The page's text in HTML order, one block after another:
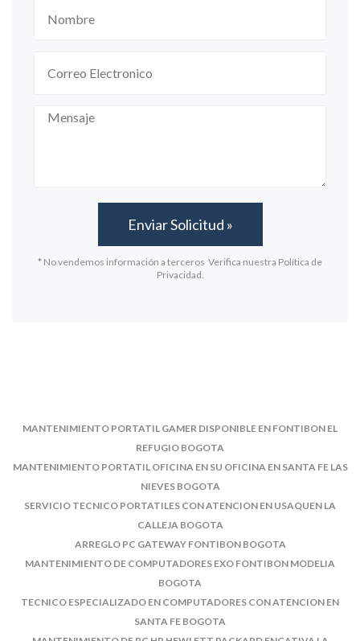
* No vendemos información a terceros Verifica nuestra Política de
Privacidad.
MANTENIMIENTO PORTATIL GAMER DISPONIBLE EN FONTIBON EL
REFUGIO BOGOTA
MANTENIMIENTO PORTATIL OFICINA EN SU OFICINA EN SANTA FE LAS
NIEVES BOGOTA
SERVICIO TECNICO PORTATILES CON ATENCION EN USAQUEN LA
CALLEJA BOGOTA
ARREGLO PC GATEWAY FONTIBON BOGOTA
MANTENIMIENTO DE COMPUTADORES EXO FONTIBON MODELIA
BOGOTA
TECNICO ESPECIALIZADO EN COMPUTADORES CON ATENCION EN
SANTA FE BOGOTA